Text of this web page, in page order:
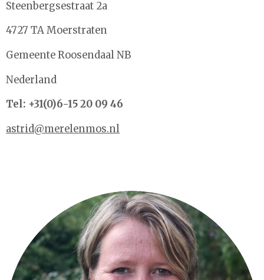
Steenbergsestraat 2a
4727 TA Moerstraten
Gemeente Roosendaal NB
Nederland
Tel: +31(0)6-15 20 09 46
astrid@merelenmos.nl